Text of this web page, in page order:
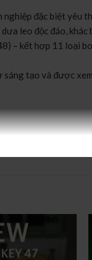
đặc biệt yêu
leo độc đáo,
– kết hợp 11 loại
tạo và được